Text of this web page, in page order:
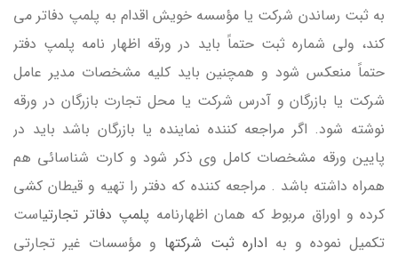
به ثبت رساندن شركت یا مؤسسه خویش اقدام به پلمپ دفاتر می
كند، ولی شماره ثبت حتماً باید در ورقه اظهار نامه پلمپ دفتر
حتماً منعكس شود و همچنین باید كلیه مشخصات مدیر عامل
شركت یا بازرگان و آدرس شركت یا محل تجارت بازرگان در ورقه
نوشته شود. اگر مراجعه كننده نماینده یا بازرگان باشد باید در
پایین ورقه مشخصات كامل وی ذكر شود و كارت شناسائی هم
همراه داشته باشد . مراجعه كننده كه دفتر را تهیه و قیطان كشی
كرده و اوراق مربوط كه همان اظهارنامه پلمپ دفاتر تجارتیاست
تكمیل نموده و به اداره ثبت شرکتها و مؤسسات غیر تجارتی